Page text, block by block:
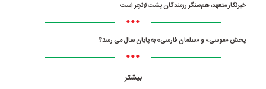
خبرنگار متعهد، هم‌سنگر رزمندگان پشت لانچر است
•••
پخش «موسی» و «سلمان فارسی» به پایان سال می رسد؟
•••
بیشتر